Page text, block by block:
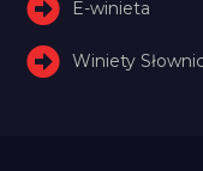
E-winieta
Winiety